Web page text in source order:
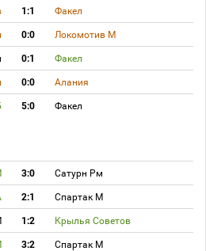
1:1 Факел
0:0 Локомотив М
0:1 Факел
0:0 Алания
5:0 Факел
3:0 Сатурн Рм
2:1 Спартак М
1:2 Крылья Советов
3:2 Спартак М